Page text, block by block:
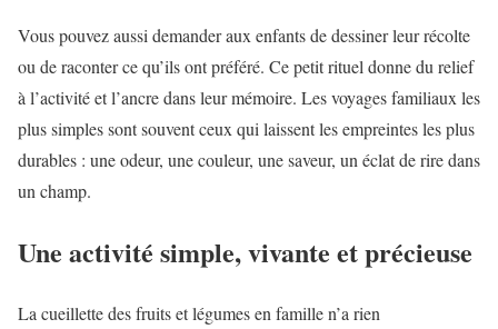
Vous pouvez aussi demander aux enfants de dessiner leur récolte
ou de raconter ce qu’ils ont préféré. Ce petit rituel donne du relief
à l’activité et l’ancre dans leur mémoire. Les voyages familiaux les
plus simples sont souvent ceux qui laissent les empreintes les plus
durables : une odeur, une couleur, une saveur, un éclat de rire dans
un champ.
Une activité simple, vivante et précieuse
La cueillette des fruits et légumes en famille n’a rien